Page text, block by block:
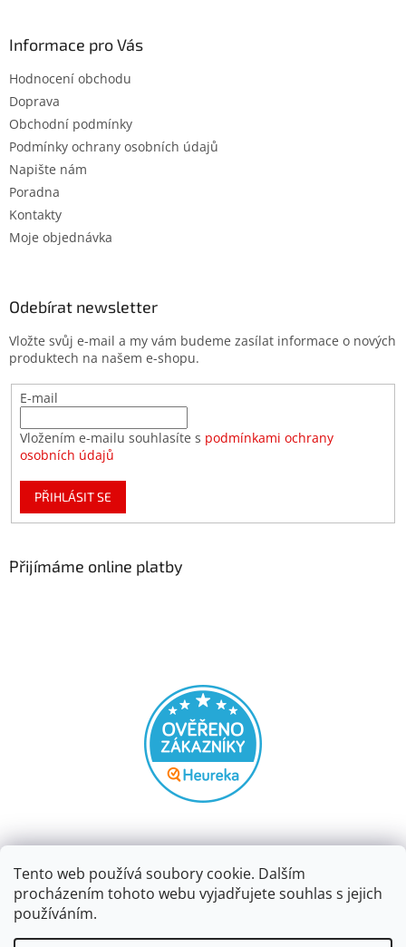
Tento web používá soubory cookie. Dalším
procházením tohoto webu vyjadřujete souhlas s jejich
používáním.
Informace pro Vás
Hodnocení obchodu
Doprava
Obchodní podmínky
Podmínky ochrany osobních údajů
Napište nám
Poradna
Kontakty
Moje objednávka
Odebírat newsletter
Vložte svůj e-mail a my vám budeme zasílat informace o nových
produktech na našem e-shopu.
E-mail
Vložením e-mailu souhlasíte s podmínkami ochrany
osobních údajů
PŘIHLÁSIT SE
Přijímáme online platby